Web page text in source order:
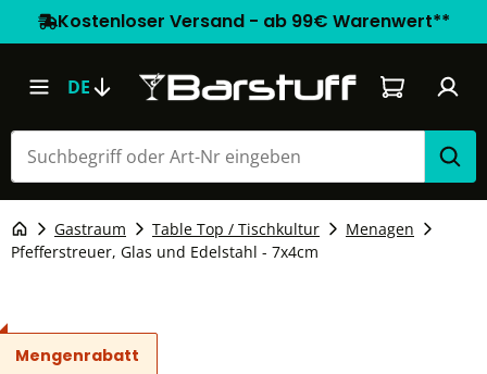
Kostenloser Versand - ab 99€ Warenwert**
DE Warenkorb
Gastraum Table Top / Tischkultur
Menagen
Pfefferstreuer, Glas und Edelstahl - 7x4cm
Mengenrabatt